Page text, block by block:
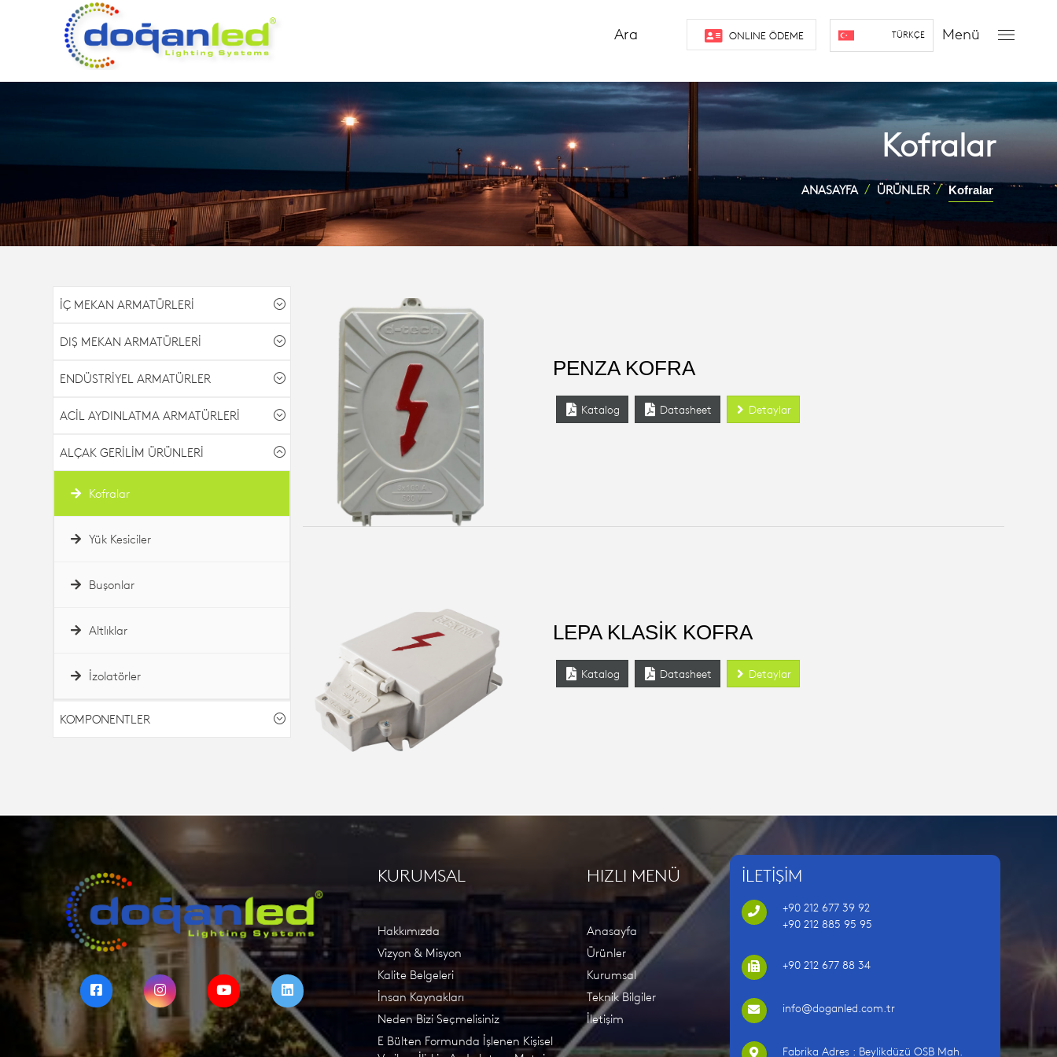
ONLINE ÖDEME TÜRKÇE Menü
Kofralar
ANASAYFA ÜRÜNLER Kofralar
İÇ MEKAN ARMATÜRLERİ
DIŞ MEKAN ARMATÜRLERİ
ENDÜSTRİYEL ARMATÜRLER
ACİL AYDINLATMA ARMATÜRLERİ
ALÇAK GERİLİM ÜRÜNLERİ
Kofralar
Yük Kesiciler
Buşonlar
Altlıklar
İzolatörler
KOMPONENTLER
PENZA KOFRA
Katalog Datasheet Detaylar
LEPA KLASİK KOFRA
Katalog Datasheet Detaylar
KURUMSAL
Hakkımızda
Vizyon & Misyon
Kalite Belgeleri
İnsan Kaynakları
Neden Bizi Seçmelisiniz
E Bülten Formunda İşlenen Kişisel
HIZLI MENÜ
Anasayfa
Ürünler
Kurumsal
Teknik Bilgiler
İletişim
İLETİŞİM
+90 212 677 39 92
+90 212 885 95 95
+90 212 677 88 34
info@doganled.com.tr
Fabrika Adres : Beylikdüzü OSB Mah.